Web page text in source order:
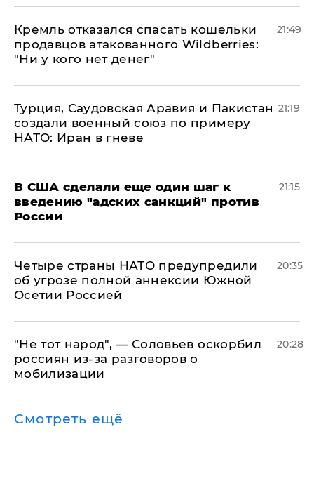
Кремль отказался спасать кошельки
продавцов атакованного Wildberries:
"Ни у кого нет денег"
21:49
Турция, Саудовская Аравия и Пакистан
создали военный союз по примеру
НАТО: Иран в гневе
21:19
В США сделали еще один шаг к
введению "адских санкций" против
России
21:15
Четыре страны НАТО предупредили
об угрозе полной аннексии Южной
Осетии Россией
20:35
​"Не тот народ", — Соловьев оскорбил
россиян из-за разговоров о
мобилизации
20:28
Смотреть ещё